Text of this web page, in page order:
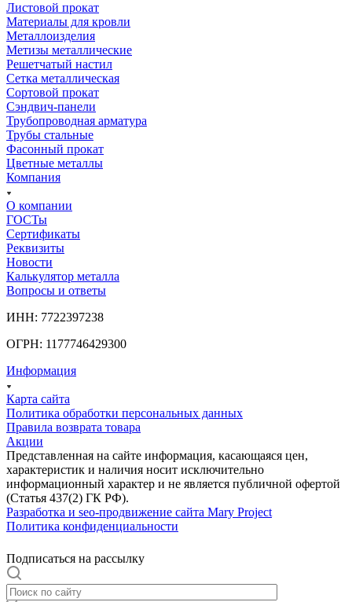
Листовой прокат
Материалы для кровли
Металлоизделия
Метизы металлические
Решетчатый настил
Сетка металлическая
Сортовой прокат
Сэндвич-панели
Трубопроводная арматура
Трубы стальные
Фасонный прокат
Цветные металлы
Компания
О компании
ГОСТы
Сертификаты
Реквизиты
Новости
Калькулятор металла
Вопросы и ответы
ИНН: 7722397238
ОГРН: 1177746429300
Информация
Карта сайта
Политика обработки персональных данных
Правила возврата товара
Акции
Представленная на сайте информация, касающаяся цен,
характеристик и наличия носит исключительно
информационный характер и не является публичной офертой
(Статья 437(2) ГК РФ).
Разработка и seo-продвижение сайта Mary Project
Политика конфиденциальности
Подписаться на рассылку